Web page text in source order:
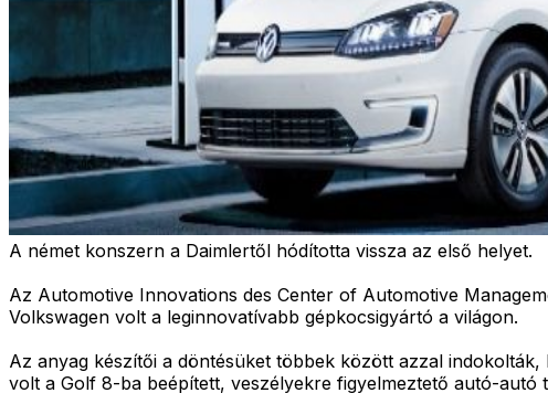
A német konszern a Daimlertől hódította vissza az első helyet.
Az Automotive Innovations des Center of Automotive
Volkswagen volt a leginnovatívabb gépkocsigyártó a világon.
Az anyag készítői a döntésüket többek között azzal
volt a Golf 8-ba beépített, veszélyekre figyelmeztető autó-